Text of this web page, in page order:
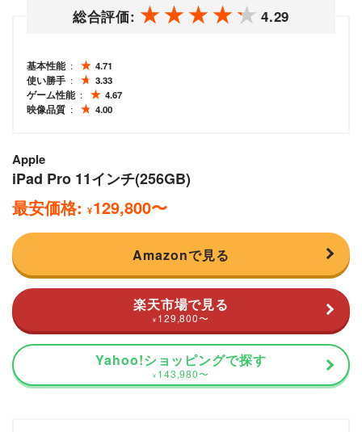
総合評価: 4.29
基本性能
4.71
使い勝手
3.33
ゲーム性能
4.67
映像品質
4.00
Apple
iPad Pro 11インチ(256GB)
最安価格: ¥129,800〜
Amazonで見る
楽天市場で見る
¥ 129,800〜
Yahoo!ショッピングで探す
¥ 143,980〜